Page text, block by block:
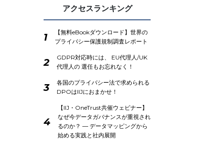
アクセスランキング
1
【無料eBookダウンロード】世界の
プライバシー保護規制調査レポート
2
GDPR対応時には、 EU代理人/UK
代理人の 選任もお忘れなく！
3
各国のプライバシー法で求められる
DPOはIIJにおまかせ！
4
【IIJ・OneTrust共催ウェビナー】
なぜ今データガバナンスが重視され
るのか？ ― データマッピングから
始める実践と社内展開